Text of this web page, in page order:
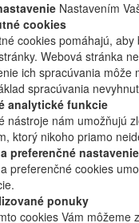
Nastavením
cookies
cookies pomáhajú,
Webová stránka
ich spracúvania môže
spracúvania
analytické funkcie
nástroje nám umožňujú
ktorý nikoho priamo
preferenčné nastavenie
preferenčné cookies
ponuky
cookies Vám môžeme